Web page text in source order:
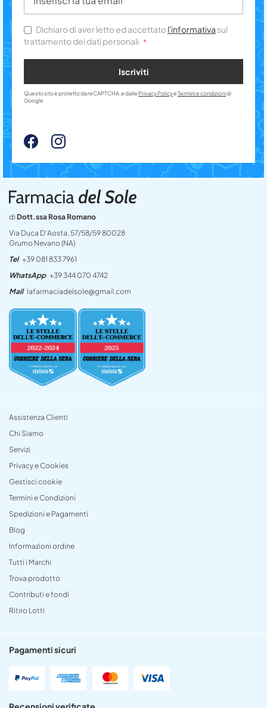
di Dott.ssa Rosa Romano
Via Duca D’Aosta, 57/58/59 80028
Grumo Nevano (NA)
Tel +39 081 833 7961
WhatsApp +39 344 070 4742
Mail lafarmaciadelsole@gmail.com
Assistenza Clienti
Chi Siamo
Servizi
Privacy e Cookies
Gestisci cookie
Termini e Condizioni
Spedizioni e Pagamenti
Blog
Informazioni ordine
Tutti i Marchi
Trova prodotto
Contributi e fondi
Ritiro Lotti
Pagamenti sicuri
Dichiaro di aver letto ed accettatol'informativa sul
trattamento dei dati personali
Iscriviti
Questo sito è protetto da reCAPTCHA, e dalle Privacy PolicyeTermini e condizionidi
Google